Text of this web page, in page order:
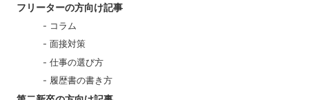
フリーターの方向け記事
コラム
面接対策
仕事の選び方
履歴書の書き方